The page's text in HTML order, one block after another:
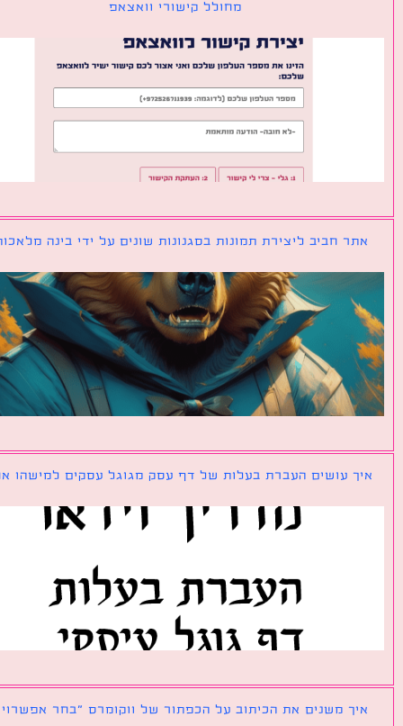
מחולל קישורי וואצאפ
חביב ליצירת תמונות בסגנונות שונים על ידי בינה מלאכותית
עושים העברת בעלות של דף עסק מגוגל עסקים למישהו אחר?
משנים את הכיתוב על הכפתור של ווקומרס ״בחר אפשרויות״